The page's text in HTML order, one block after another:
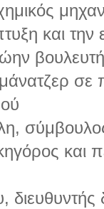
και την
σε
και